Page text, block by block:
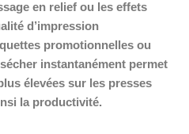
en relief ou les effets
d’impression
promotionnelles ou
instantanément permet
élevées sur les presses
la productivité.